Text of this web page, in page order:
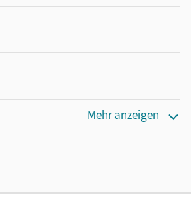
Mehr anzeigen